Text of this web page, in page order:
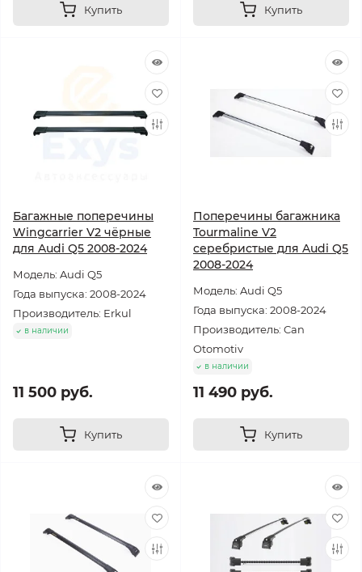
Купить Купить
Багажные поперечины
Wingcarrier V2 чёрные
для Audi Q5 2008-2024
Модель: Audi Q5
Года выпуска: 2008-2024
Производитель: Erkul
в наличии
11 500 руб.
Купить
Поперечины багажника
Tourmaline V2
серебристые для Audi Q5
2008-2024
Модель: Audi Q5
Года выпуска: 2008-2024
Производитель: Can
Otomotiv
в наличии
11 490 руб.
Купить